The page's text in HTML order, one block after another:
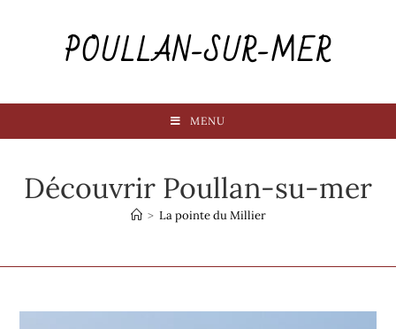
POULLAN-SUR-MER
MENU
Découvrir Poullan-su-mer
> La pointe du Millier